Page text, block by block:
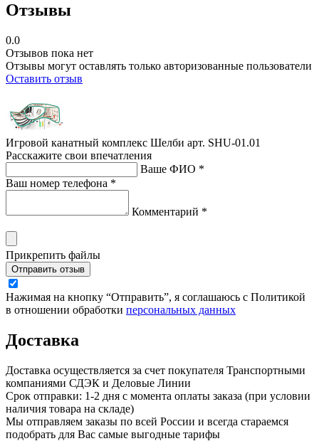
Отзывы
0.0
Отзывов пока нет
Отзывы могут оставлять только авторизованные пользователи
Оставить отзыв
Игровой канатный комплекс Шелби арт. SHU-01.01
Расскажите свои впечатления
Ваше ФИО *
Ваш номер телефона *
Комментарий *
Прикрепить файлы
Отправить отзыв
Нажимая на кнопку “Отправить”, я соглашаюсь с Политикой
в отношении обработки персональных данных
Доставка
Доставка осуществляется за счет покупателя Транспортными
компаниями СДЭК и Деловые Линии
Срок отправки: 1-2 дня с момента оплаты заказа (при условии
наличия товара на складе)
Мы отправляем заказы по всей России и всегда стараемся
подобрать для Вас самые выгодные тарифы